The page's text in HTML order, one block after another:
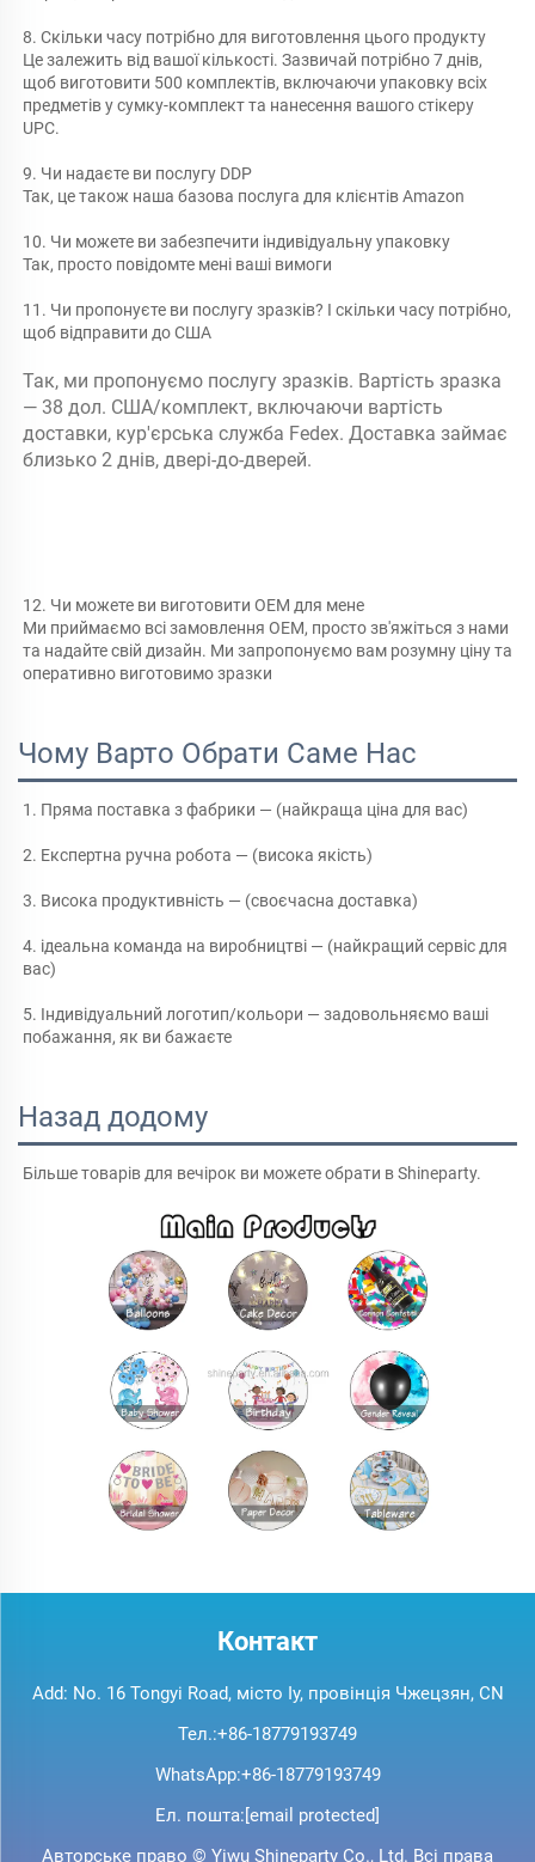
8. Скільки часу потрібно для виготовлення цього продукту
Це залежить від вашої кількості. Зазвичай потрібно 7 днів,
щоб виготовити 500 комплектів, включаючи упаковку всіх
предметів у сумку-комплект та нанесення вашого стікеру
UPC.
9. Чи надаєте ви послугу DDP
Так, це також наша базова послуга для клієнтів Amazon
10. Чи можете ви забезпечити індивідуальну упаковку
Так, просто повідомте мені ваші вимоги
11. Чи пропонуєте ви послугу зразків? І скільки часу потрібно,
щоб відправити до США
Так, ми пропонуємо послугу зразків. Вартість зразка
— 38 дол. США/комплект, включаючи вартість
доставки, кур'єрська служба Fedex. Доставка займає
близько 2 днів, двері-до-дверей.
12. Чи можете ви виготовити OEM для мене
Ми приймаємо всі замовлення OEM, просто зв'яжіться з нами
та надайте свій дизайн. Ми запропонуємо вам розумну ціну та
оперативно виготовимо зразки
Чому Варто Обрати Саме Нас
1. Пряма поставка з фабрики — (найкраща ціна для вас)
2. Експертна ручна робота — (висока якість)
3. Висока продуктивність — (своєчасна доставка)
4. ідеальна команда на виробництві — (найкращий сервіс для
вас)
5. Індивідуальний логотип/кольори — задовольняємо ваші
побажання, як ви бажаєте
Назад додому
Більше товарів для вечірок ви можете обрати в Shineparty.
Контакт
Add: No. 16 Tongyi Road, місто Іу, провінція Чжецзян, CN
Тел.:+86-18779193749
WhatsApp:+86-18779193749
Ел. пошта:[email protected]
Авторське право © Yiwu Shineparty Co., Ltd. Всі права